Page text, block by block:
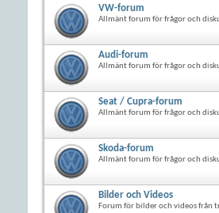
VW-forum
Allmänt forum för frågor och
Audi-forum
Allmänt forum för frågor och
Seat / Cupra-forum
Allmänt forum för frågor och
Skoda-forum
Allmänt forum för frågor och
Bilder och Videos
Forum för bilder och videos från